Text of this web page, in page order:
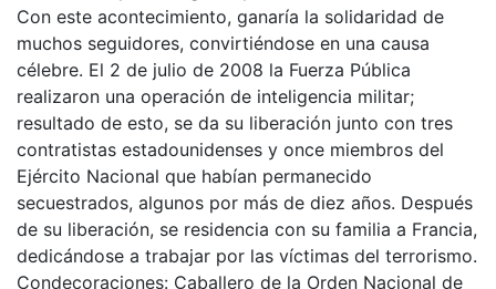
Con este acontecimiento, ganaría la solidaridad de
muchos seguidores, convirtiéndose en una causa
célebre. El 2 de julio de 2008 la Fuerza Pública
realizaron una operación de inteligencia militar;
resultado de esto, se da su liberación junto con tres
contratistas estadounidenses y once miembros del
Ejército Nacional que habían permanecido
secuestrados, algunos por más de diez años. Después
de su liberación, se residencia con su familia a Francia,
dedicándose a trabajar por las víctimas del terrorismo.
Condecoraciones: Caballero de la Orden Nacional de